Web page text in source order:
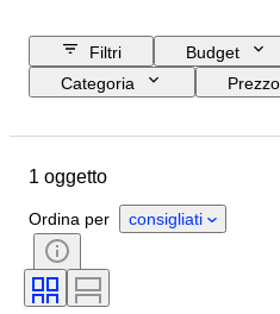
Filtri Budget
Categoria
Materiale
Stile
1 oggetto
Ordina per consigliati